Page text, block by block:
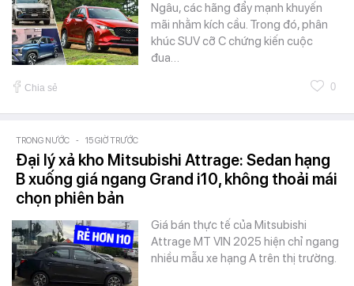
Ngâu, các hãng đẩy mạnh khuyến
mãi nhằm kích cầu. Trong đó, phân
khúc SUV cỡ C chứng kiến cuộc
đua…
Chia sẻ 0
TRONG NƯỚC - 15 GIỜ TRƯỚC
Đại lý xả kho Mitsubishi Attrage: Sedan hạng
B xuống giá ngang Grand i10, không thoải mái
chọn phiên bản
Giá bán thực tế của Mitsubishi
Attrage MT VIN 2025 hiện chỉ ngang
nhiều mẫu xe hạng A trên thị trường.